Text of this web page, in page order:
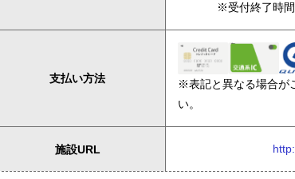
※受付終了時間
支払い方法
※表記と異なる場合が
い。
施設URL